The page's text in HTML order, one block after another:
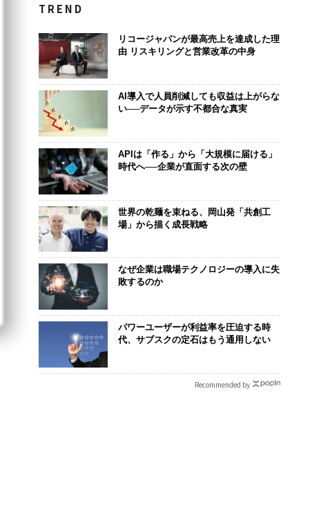
TREND
リコージャパンが最高売上を達成した理
由 リスキリングと営業改革の中身
AI導入で人員削減しても収益は上がらな
い──データが示す不都合な真実
APIは「作る」から「大規模に届ける」
時代へ──企業が直面する次の壁
世界の乾麺を束ねる、岡山発「共創工
場」から描く成長戦略
なぜ企業は職場テクノロジーの導入に失
敗するのか
パワーユーザーが利益率を圧迫する時
代、サブスクの定石はもう通用しない
Recommended by